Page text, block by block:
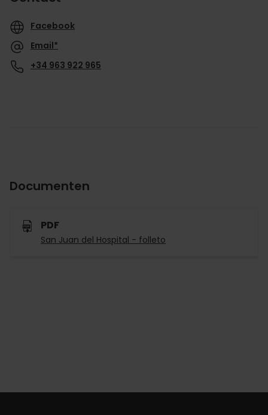
Facebook
Email*
+34 963 922 965
Documenten
PDF
San Juan del Hospital - folleto